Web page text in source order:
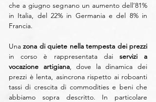
che a giugno segnano un aumento dell’81%
in Italia, del 22% in Germania e del 8% in
Francia.
Una
in corso è rappresentata dai servizi a
vocazione artigiana, dove la dinamica dei
prezzi è lenta, asincrona rispetto ai roboanti
tassi di crescita di commodities e beni che
abbiamo sopra descritto. In particolare